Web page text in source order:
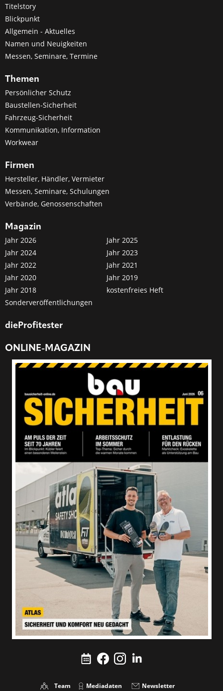
Titelstory
Blickpunkt
Allgemein - Aktuelles
Namen und Neuigkeiten
Messen, Seminare, Termine
Themen
Persönlicher Schutz
Baustellen-Sicherheit
Fahrzeug-Sicherheit
Kommunikation, Information
Workwear
Firmen
Hersteller, Händler, Vermieter
Messen, Seminare, Schulungen
Verbände, Genossenschaften
Magazin
Jahr 2026
Jahr 2025
Jahr 2024
Jahr 2023
Jahr 2022
Jahr 2021
Jahr 2020
Jahr 2019
Jahr 2018
kostenfreies Heft
Sonderveröffentlichungen
dieProfitester
ONLINE-MAGAZIN
Team Mediadaten Newsletter